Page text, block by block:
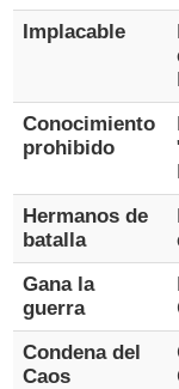
Implacable
Conocimiento
prohibido
Hermanos de
batalla
Gana la
guerra
Condena del
Caos